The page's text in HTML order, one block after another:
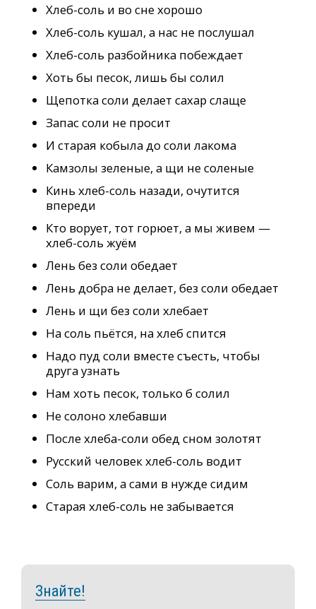
Хлеб-соль и во сне хорошо
Хлеб-соль кушал, а нас не послушал
Хлеб-соль разбойника побеждает
Хоть бы песок, лишь бы солил
Щепотка соли делает сахар слаще
Запас соли не просит
И старая кобыла до соли лакома
Камзолы зеленые, а щи не соленые
Кинь хлеб-соль назади, очутится
впереди
Кто ворует, тот горюет, а мы живем —
хлеб-соль жуём
Лень без соли обедает
Лень добра не делает, без соли обедает
Лень и щи без соли хлебает
На соль пьётся, на хлеб спится
Надо пуд соли вместе съесть, чтобы
друга узнать
Нам хоть песок, только б солил
Не солоно хлебавши
После хлеба-соли обед сном золотят
Русский человек хлеб-соль водит
Соль варим, а сами в нужде сидим
Старая хлеб-соль не забывается
Знайте!